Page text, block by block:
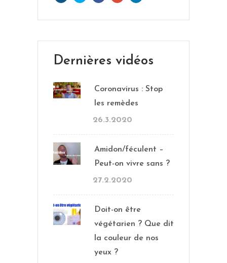
Dernières vidéos
Coronavirus : Stop
les remèdes
26.3.2020
Amidon/féculent –
Peut-on vivre sans ?
27.2.2020
Doit-on être
végétarien ? Que dit
la couleur de nos
yeux ?